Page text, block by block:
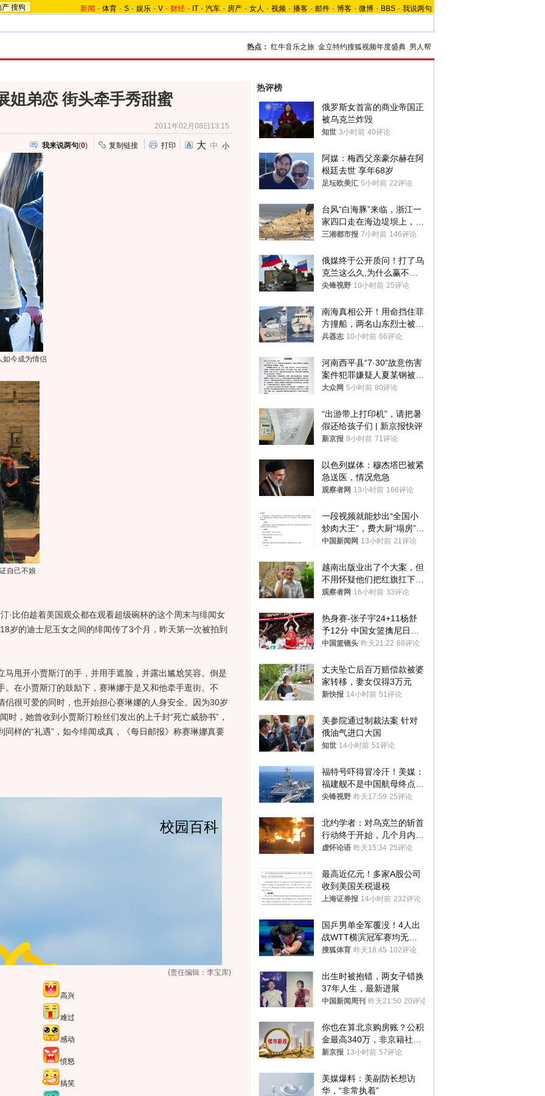
产 搜狗 新闻 - 体育 - S - 娱乐 - V - 财经 - IT - 汽车 - 房产 - 女人 - 视频 - 播客 - 邮件 - 博客 - 微博 - BBS - 我说两句
热点： 红牛音乐之旅 金立特约搜狐视频年度盛典 男人帮
姐弟恋 街头牵手秀甜蜜
2011年02月08日13:15
我来说两句(0) 复制链接 打印 大 中 小
如今成为情侣
自己不娘
伯趁着美国观众都在观看超级碗杯的这个周末与绯闻女
岁的迪士尼玉女之间的绯闻传了3个月，昨天第一次被拍到
开小贾斯汀的手，并用手遮脸，并露出尴尬笑容。倒是
。在小贾斯汀的鼓励下，赛琳娜于是又和他牵手逛街。不
侣很可爱的同时，也开始担心赛琳娜的人身安全。因为30岁
时，她曾收到小贾斯汀粉丝们发出的上千封“死亡威胁书”，
样的“礼遇”，如今绯闻成真，《每日邮报》称赛琳娜真要
(责任编辑：李宝库)
高兴
难过
感动
愤怒
搞笑
热评榜
俄罗斯女首富的商业帝国正
被乌克兰炸毁
知世 3小时前 40评论
阿媒：梅西父亲豪尔赫在阿
根廷去世 享年68岁
足坛欧美汇 5小时前 22评论
台风“白海豚”来临，浙江一
家四口走在海边堤坝上，其
中9岁男孩被巨浪卷入海
三湘都市报 7小时前 146评论
俄媒终于公开质问！打了乌
克兰这么久,为什么赢不了?
答案令人沉默
尖锋视野 10小时前 25评论
南海真相公开！用命挡住菲
方撞船，两名山东烈士被授
武警最高荣誉
兵器志 10小时前 66评论
河南西平县“7·30”故意伤害
案件犯罪嫌疑人夏某钢被抓
获
大众网 5小时前 80评论
“出游带上打印机”，请把暑
假还给孩子们 | 新京报快评
新京报 9小时前 71评论
以色列媒体：穆杰塔巴被紧
急送医，情况危急
观察者网 13小时前 166评论
一段视频就能炒出“全国小
炒肉大王”，费大厨“塌房”了
吗？
中国新闻网 13小时前 21评论
越南出版业出了个大案，但
不用怀疑他们把红旗扛下去
的决心
观察者网 16小时前 33评论
热身赛-张子宇24+11杨舒
予12分 中国女篮擒尼日利
亚
中国篮镜头 昨天21:22 68评论
丈夫坠亡后百万赔偿款被婆
家转移，妻女仅得3万元
新快报 14小时前 51评论
美参院通过制裁法案 针对
俄油气进口大国
知世 14小时前 51评论
福特号吓得冒冷汗！美媒：
福建舰不是中国航母终点，
而是新起点！
尖锋视野 昨天17:59 25评论
北约学者：对乌克兰的斩首
行动终于开始，几个月内乌
将投降
虚怀论语 昨天15:34 25评论
最高近亿元！多家A股公司
收到美国关税退税
上海证券报 14小时前 232评论
国乒男单全军覆没！4人出
战WTT横滨冠军赛均无缘
八强
搜狐体育 昨天18:45 102评论
出生时被抱错，两女子错换
37年人生，最新进展
中国新闻周刊 昨天21:50 20评论
你也在算北京购房账？公积
金最高340万，非京籍社保
1年
新京报 13小时前 57评论
美媒爆料：美副防长想访
华，“非常执着”